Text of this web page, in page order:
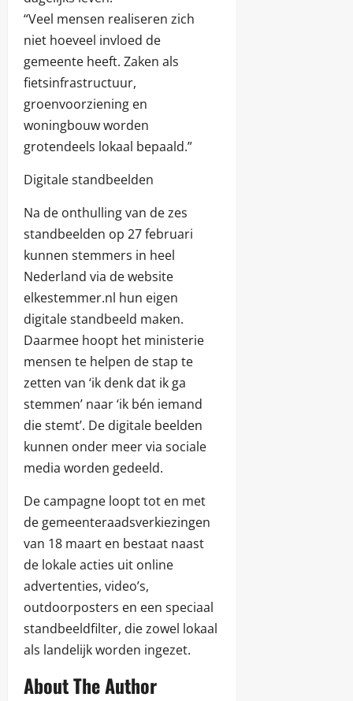
“Veel mensen realiseren zich
niet hoeveel invloed de
gemeente heeft. Zaken als
fietsinfrastructuur,
groenvoorziening en
woningbouw worden
grotendeels lokaal bepaald.”
Digitale standbeelden
Na de onthulling van de zes
standbeelden op 27 februari
kunnen stemmers in heel
Nederland via de website
elkestemmer.nl hun eigen
digitale standbeeld maken.
Daarmee hoopt het ministerie
mensen te helpen de stap te
zetten van ‘ik denk dat ik ga
stemmen’ naar ‘ik bén iemand
die stemt’. De digitale beelden
kunnen onder meer via sociale
media worden gedeeld.
De campagne loopt tot en met
de gemeenteraadsverkiezingen
van 18 maart en bestaat naast
de lokale acties uit online
advertenties, video’s,
outdoorposters en een speciaal
standbeeldfilter, die zowel lokaal
als landelijk worden ingezet.
About The Author